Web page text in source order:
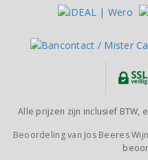
Alle prijzen zijn inclusief BTW,
Beoordeling van Jos Beeres